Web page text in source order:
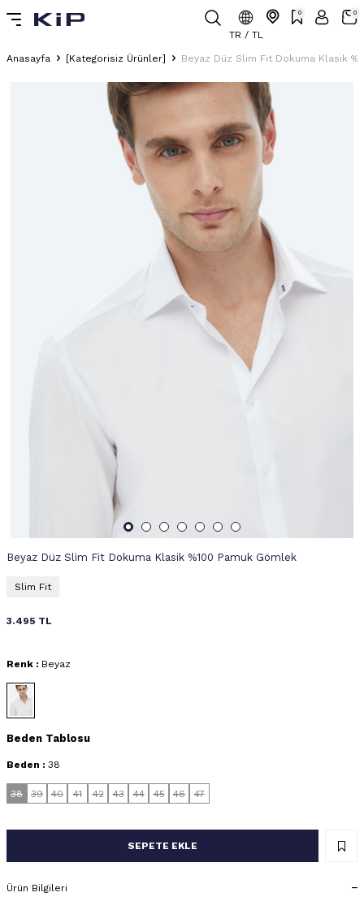
TR / TL
0 0
Anasayfa [Kategorisiz Ürünler] Beyaz Düz Slim Fit Dokuma Klasik
Beyaz Düz Slim Fit Dokuma Klasik %100 Pamuk Gömlek
Slim Fit
3.495 TL
Renk : Beyaz
Beden Tablosu
Beden : 38
38 39 40 41 42 43 44 45 46 47
SEPETE EKLE
Ürün Bilgileri